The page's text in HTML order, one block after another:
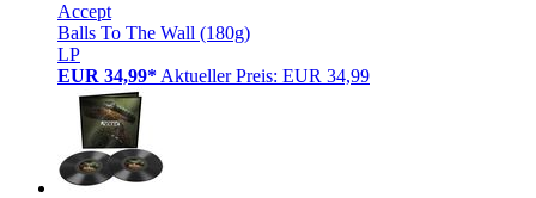
Accept
Balls To The Wall (180g)
LP
EUR 34,99* Aktueller Preis: EUR 34,99